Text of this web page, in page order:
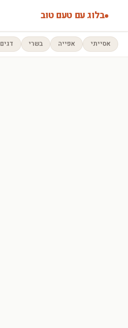
בלוג עם טעם טוב
אסייתי אפייה בשרי דגים